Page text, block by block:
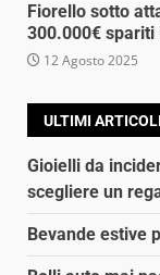
Fiorello sotto
300.000€ spariti
12 Agosto 2025
ULTIMI ARTICOLI
Gioielli da
scegliere un
Bevande estive